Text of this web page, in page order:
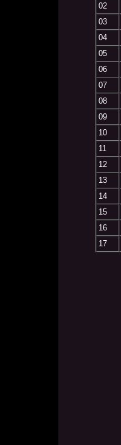
02
03
04
05
06
07
08
09
10
11
12
13
14
15
16
17